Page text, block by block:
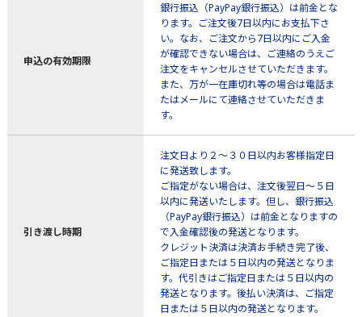
申込の有効期限
銀行振込（PayPay銀行振込）は前金とな
ります。ご注文後7日以内にお支払下さ
い。なお、ご注文から7日以内にご入金
が確認できない場合は、ご連絡のうえご
注文をキャンセルさせていただきます。
また、万が一在庫切れ等の場合は電話ま
たはメールにて連絡させていただきま
す。
引き渡し時期
注文日より２～３０日以内お客様指定日
に発送致します。
ご指定がない場合は、注文後翌日～５日
以内に発送いたします。但し、銀行振込
（PayPay銀行振込）は前金となりますの
で入金確認後の発送となります。
クレジット決済は決済お手続き完了後、
ご指定日または５日以内の発送となりま
す。代引きはご指定日または５日以内の
発送となります。後払い決済は、ご指定
日または５日以内の発送となります。